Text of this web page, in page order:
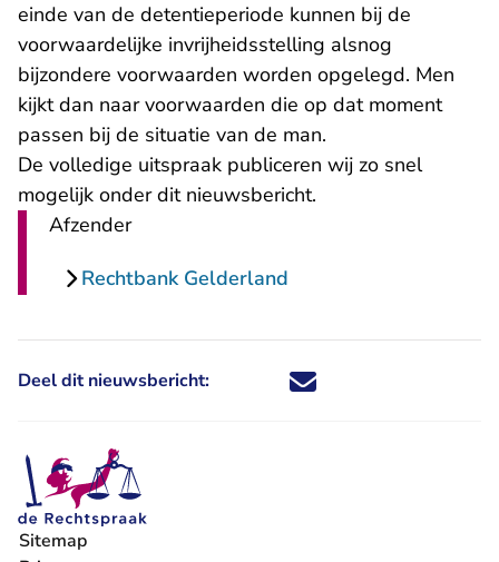
einde van de detentieperiode kunnen bij de
voorwaardelijke invrijheidsstelling alsnog
bijzondere voorwaarden worden opgelegd. Men
kijkt dan naar voorwaarden die op dat moment
passen bij de situatie van de man.
De volledige uitspraak publiceren wij zo snel
mogelijk onder dit nieuwsbericht.
Afzender
Rechtbank Gelderland
Deel dit nieuwsbericht: Deel dit nieuwsbericht via X -
Deel dit nieuwsbericht via
Deel dit nieuwsbericht
Deel dit
Sitemap